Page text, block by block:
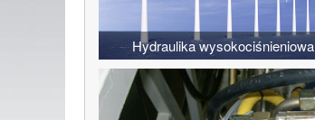
Hydraulika wysokociśnieniowa